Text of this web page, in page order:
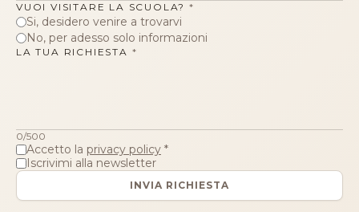
VUOI VISITARE LA SCUOLA? *
Si, desidero venire a trovarvi
No, per adesso solo informazioni
LA TUA RICHIESTA *
0/500
Accetto la privacy policy *
Iscrivimi alla newsletter
INVIA RICHIESTA